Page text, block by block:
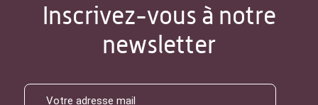
Inscrivez-vous à notre
newsletter